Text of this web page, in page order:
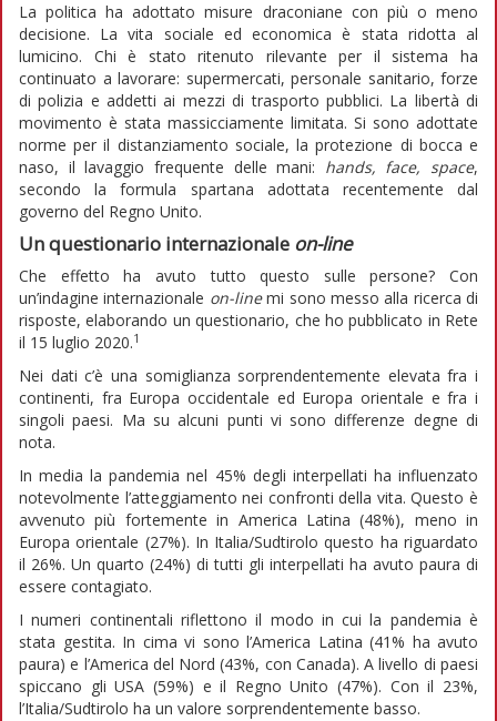
La politica ha adottato misure draconiane con più o meno
decisione. La vita sociale ed economica è stata ridotta al
lumicino. Chi è stato ritenuto rilevante per il sistema ha
continuato a lavorare: supermercati, personale sanitario, forze
di polizia e addetti ai mezzi di trasporto pubblici. La libertà di
movimento è stata massicciamente limitata. Si sono adottate
norme per il distanziamento sociale, la protezione di bocca e
naso, il lavaggio frequente delle mani: hands, face, space,
secondo la formula spartana adottata recentemente dal
governo del Regno Unito.
Un questionario internazionale on-line
Che effetto ha avuto tutto questo sulle persone? Con
un’indagine internazionale on-linemi sono messo alla ricerca di
risposte, elaborando un questionario, che ho pubblicato in Rete
il 15 luglio 2020.1
Nei dati c’è una somiglianza sorprendentemente elevata fra i
continenti, fra Europa occidentale ed Europa orientale e fra i
singoli paesi. Ma su alcuni punti vi sono differenze degne di
nota.
In media la pandemia nel 45% degli interpellati ha influenzato
notevolmente l’atteggiamento nei confronti della vita. Questo è
avvenuto più fortemente in America Latina (48%), meno in
Europa orientale (27%). In Italia/Sudtirolo questo ha riguardato
il 26%. Un quarto (24%) di tutti gli interpellati ha avuto paura di
essere contagiato.
I numeri continentali riflettono il modo in cui la pandemia è
stata gestita. In cima vi sono l’America Latina (41% ha avuto
paura) e l’America del Nord (43%, con Canada). A livello di paesi
spiccano gli USA (59%) e il Regno Unito (47%). Con il 23%,
l’Italia/Sudtirolo ha un valore sorprendentemente basso.